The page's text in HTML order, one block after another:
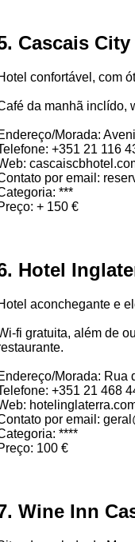
Cascais
confortável, com
da manhã inclído,
Morada:
+351 21 116
por email:
***
+ 150 €
Hotel
aconchegante e
fi gratuita, além de
Morada: Rua
+351 21 468
por email:
****
100 €
Wine Inn